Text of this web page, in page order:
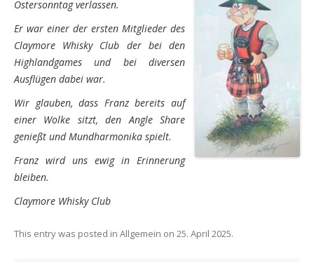
Ostersonntag verlassen.
Er war einer der ersten Mitglieder des
Claymore Whisky Club der bei den
Highlandgames und bei diversen
Ausflügen dabei war.
Wir glauben, dass Franz bereits auf
einer Wolke sitzt, den Angle Share
genießt und Mundharmonika spielt.
Franz wird uns ewig in Erinnerung
bleiben.
Claymore Whisky Club
This entry was posted in Allgemein on 25. April 2025.